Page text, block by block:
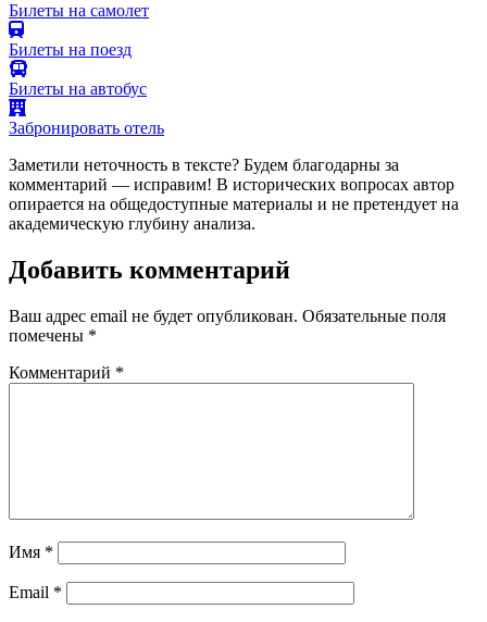
Билеты на самолет
Билеты на поезд
Билеты на автобус
Забронировать отель
Заметили неточность в тексте? Будем благодарны за
комментарий — исправим! В исторических вопросах автор
опирается на общедоступные материалы и не претендует на
академическую глубину анализа.
Добавить комментарий
Ваш адрес email не будет опубликован. Обязательные поля
помечены *
Комментарий *
Имя *
Email *